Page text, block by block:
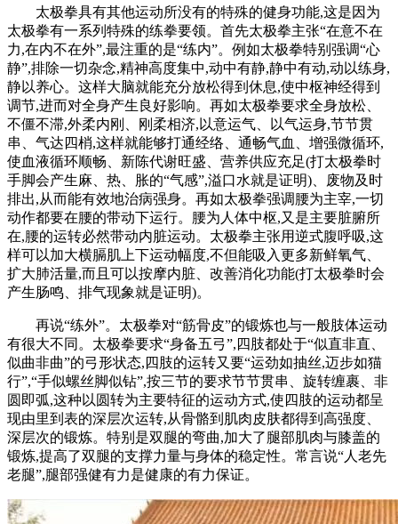
太极拳具有其他运动所没有的特殊的健身功能,这是因为
太极拳有一系列特殊的练拳要领。首先太极拳主张“在意不在
力,在内不在外”,最注重的是“练内”。例如太极拳特别强调“心
静”,排除一切杂念,精神高度集中,动中有静,静中有动,动以练身,
静以养心。这样大脑就能充分放松得到休息,使中枢神经得到
调节,进而对全身产生良好影响。再如太极拳要求全身放松、
不僵不滞,外柔内刚、刚柔相济,以意运气、以气运身,节节贯
串、气达四梢,这样就能够打通经络、通畅气血、增强微循环,
使血液循环顺畅、新陈代谢旺盛、营养供应充足(打太极拳时
手脚会产生麻、热、胀的“气感”,溢口水就是证明)、废物及时
排出,从而能有效地治病强身。再如太极拳强调腰为主宰,一切
动作都要在腰的带动下运行。腰为人体中枢,又是主要脏腑所
在,腰的运转必然带动内脏运动。太极拳主张用逆式腹呼吸,这
样可以加大横膈肌上下运动幅度,不但能吸入更多新鲜氧气、
扩大肺活量,而且可以按摩内脏、改善消化功能(打太极拳时会
产生肠鸣、排气现象就是证明)。
再说“练外”。太极拳对“筋骨皮”的锻炼也与一般肢体运动
有很大不同。太极拳要求“身备五弓”,四肢都处于“似直非直、
似曲非曲”的弓形状态,四肢的运转又要“运劲如抽丝,迈步如猫
行”,“手似螺丝脚似钻”,按三节的要求节节贯串、旋转缠裹、非
圆即弧,这种以圆转为主要特征的运动方式,使四肢的运动都呈
现由里到表的深层次运转,从骨骼到肌肉皮肤都得到高强度、
深层次的锻炼。特别是双腿的弯曲,加大了腿部肌肉与膝盖的
锻炼,提高了双腿的支撑力量与身体的稳定性。常言说“人老先
老腿”,腿部强健有力是健康的有力保证。